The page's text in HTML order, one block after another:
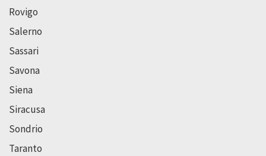
Rovigo
Salerno
Sassari
Savona
Siena
Siracusa
Sondrio
Taranto